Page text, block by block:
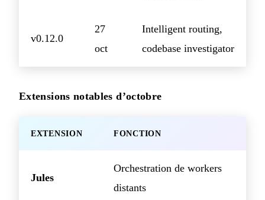
v0.12.0
27
oct
Intelligent routing,
codebase investigator
Extensions notables d’octobre
EXTENSION FONCTION
Jules
Orchestration de workers
distants